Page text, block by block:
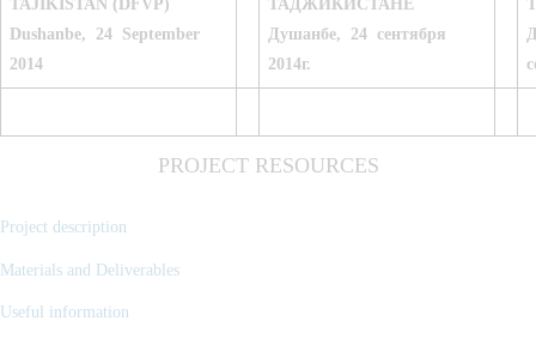
TAJIKISTAN (DFVP)
Dushanbe, 24 September
2014
ТАДЖИКИСТАНЕ
Душанбе, 24 сентября
2014г.
PROJECT RESOURCES
Project description
Materials and Deliverables
Useful information